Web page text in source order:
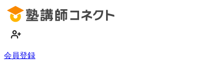
会員登録